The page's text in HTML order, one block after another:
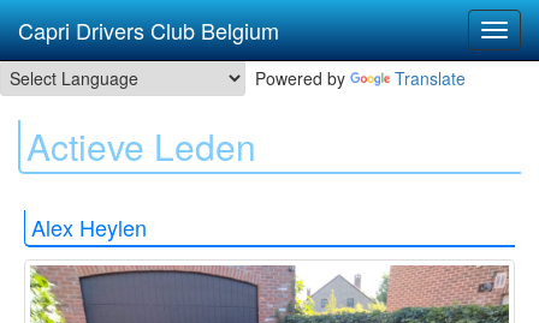
Powered by Translate
Capri Drivers Club Belgium
Actieve Leden
Alex Heylen